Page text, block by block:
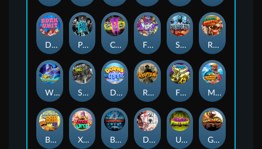
Dork Unit Pray for Three Chaos Crew 2 Fighter Pit Stormforged Rusty & Curly
Wishbringer Slayers Inc Dorks of The Deep Rotten FRKN Bananas Marlin Master
Benny The Beer Xmas Drop Bloodthirst Densho Undead Fortune Gladiator Legends